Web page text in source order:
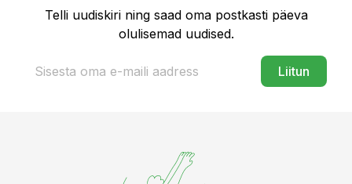
Telli uudiskiri ning saad oma postkasti päeva
olulisemad uudised.
Liitun